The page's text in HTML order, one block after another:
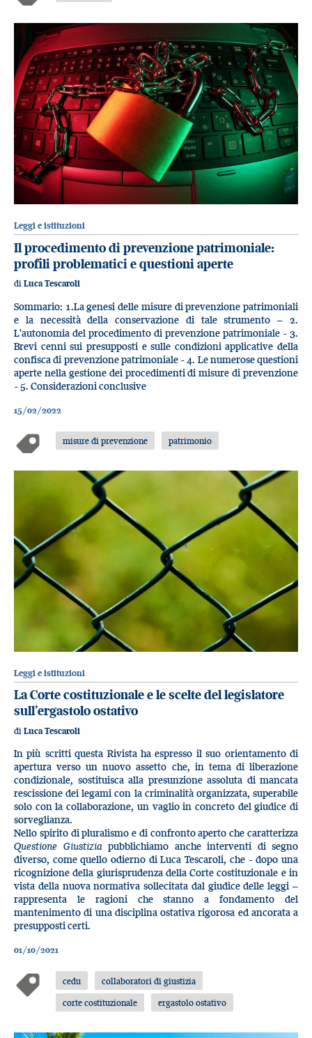
Leggi e istituzioni
Il procedimento di prevenzione patrimoniale:
profili problematici e questioni aperte
di Luca Tescaroli
Sommario: 1.La genesi delle misure di prevenzione patrimoniali
e la necessità della conservazione di tale strumento – 2.
L'autonomia del procedimento di prevenzione patrimoniale - 3.
Brevi cenni sui presupposti e sulle condizioni applicative della
confisca di prevenzione patrimoniale - 4. Le numerose questioni
aperte nella gestione dei procedimenti di misure di prevenzione
- 5. Considerazioni conclusive
15/02/2022
misure di prevenzione patrimonio
Leggi e istituzioni
La Corte costituzionale e le scelte del legislatore
sull’ergastolo ostativo
di Luca Tescaroli
In più scritti questa Rivista ha espresso il suo orientamento di
apertura verso un nuovo assetto che, in tema di liberazione
condizionale, sostituisca alla presunzione assoluta di mancata
rescissione dei legami con la criminalità organizzata, superabile
solo con la collaborazione, un vaglio in concreto del giudice di
sorveglianza.
Nello spirito di pluralismo e di confronto aperto che caratterizza
Questione Giustiziapubblichiamo anche interventi di segno
diverso, come quello odierno di Luca Tescaroli, che - dopo una
ricognizione della giurisprudenza della Corte costituzionale e in
vista della nuova normativa sollecitata dal giudice delle leggi –
rappresenta le ragioni che stanno a fondamento del
mantenimento di una disciplina ostativa rigorosa ed ancorata a
presupposti certi.
01/10/2021
cedu
collaboratori di giustizia
corte costituzionale
ergastolo ostativo